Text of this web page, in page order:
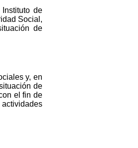
de
Social,
de
y, en
de
el fin de